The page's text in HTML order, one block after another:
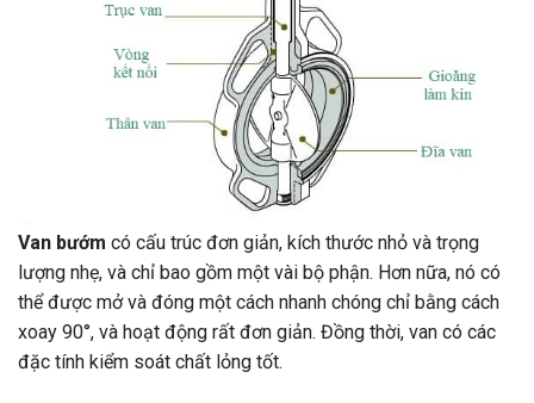
Van bướm có cấu trúc đơn giản, kích thước nhỏ và trọng
lượng nhẹ, và chỉ bao gồm một vài bộ phận. Hơn nữa, nó có
thể được mở và đóng một cách nhanh chóng chỉ bằng cách
xoay 90°, và hoạt động rất đơn giản. Đồng thời, van có các
đặc tính kiểm soát chất lỏng tốt.